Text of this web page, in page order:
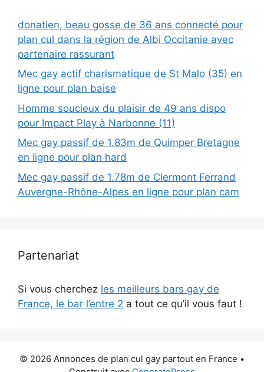
donatien, beau gosse de 36 ans connecté pour
plan cul dans la région de Albi Occitanie avec
partenaire rassurant
Mec gay actif charismatique de St Malo (35) en
ligne pour plan baise
Homme soucieux du plaisir de 49 ans dispo
pour Impact Play à Narbonne (11)
Mec gay passif de 1.83m de Quimper Bretagne
en ligne pour plan hard
Mec gay passif de 1.78m de Clermont Ferrand
Auvergne-Rhône-Alpes en ligne pour plan cam
Partenariat
Si vous cherchez les meilleurs bars gay de
France, le bar l’entre 2 a tout ce qu’il vous faut !
© 2026 Annonces de plan cul gay partout en France •